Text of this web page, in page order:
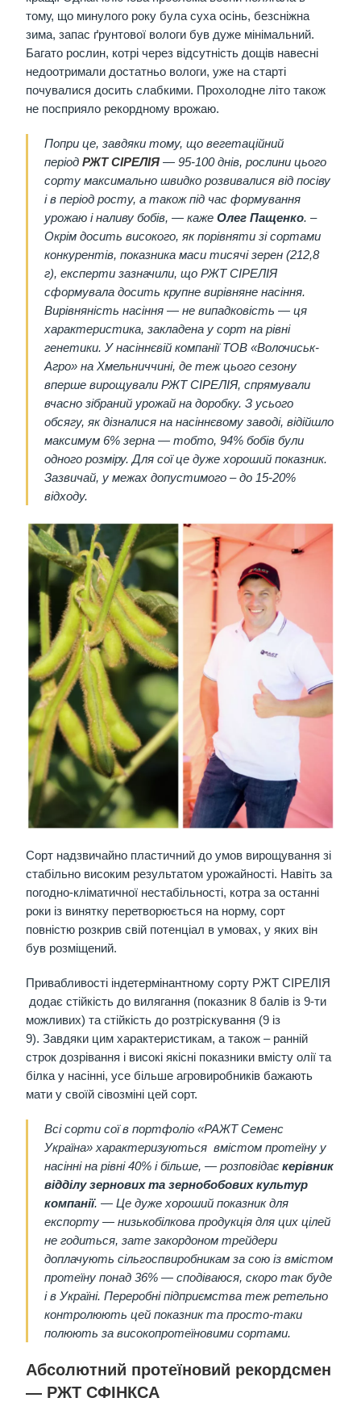
тому, що минулого року була суха осінь, безсніжна
зима, запас ґрунтової вологи був дуже мінімальний.
Багато рослин, котрі через відсутність дощів навесні
недоотримали достатньо вологи, уже на старті
почувалися досить слабкими. Прохолодне літо також
не посприяло рекордному врожаю.
Попри це, завдяки тому, що вегетаційний
періодРЖТ СІРЕЛІЯ — 95-100 днів, рослини цього
сорту максимально швидко розвивалися від посіву
і в період росту, а також під час формування
урожаю і наливу бобів, — кажеОлег Пащенко. –
Окрім досить високого, як порівняти зі сортами
конкурентів, показника маси тисячі зерен (212,8
г), експерти зазначили, що РЖТ СІРЕЛІЯ
сформувала досить крупне вирівняне насіння.
Вирівняність насіння — не випадковість — ця
характеристика, закладена у сорт на рівні
генетики. У насіннєвій компанії ТОВ «Волочиськ-
Агро» на Хмельниччині, де теж цього сезону
вперше вирощували РЖТ СІРЕЛІЯ, спрямували
вчасно зібраний урожай на доробку. З усього
обсягу, як дізналися на насіннєвому заводі, відійшло
максимум 6% зерна — тобто, 94% бобів були
одного розміру. Для сої це дуже хороший показник.
Зазвичай, у межах допустимого – до 15-20%
відходу.
Сорт надзвичайно пластичний до умов вирощування зі
стабільно високим результатом урожайності. Навіть за
погодно-кліматичної нестабільності, котра за останні
роки із винятку перетворюється на норму, сорт
повністю розкрив свій потенціал в умовах, у яких він
був розміщений.
Привабливості індетермінантному сорту РЖТ СІРЕЛІЯ
додає стійкість до вилягання (показник 8 балів із 9-ти
можливих) та стійкість до розтріскування (9 із
9). Завдяки цим характеристикам, а також – ранній
строк дозрівання і високі якісні показники вмісту олії та
білка у насінні, усе більше агровиробників бажають
мати у своїй сівозміні цей сорт.
Всі сорти сої в портфоліо «РАЖТ Семенс
Україна» характеризуються вмістом протеїну у
насінні на рівні 40% і більше, — розповідаєкерівник
відділу зернових та зернобобових культур
компанії. — Це дуже хороший показник для
експорту — низькобілкова продукція для цих цілей
не годиться, зате закордоном трейдери
доплачують сільгоспвиробникам за сою із вмістом
протеїну понад 36% — сподіваюся, скоро так буде
і в Україні. Переробні підприємства теж ретельно
контролюють цей показник та просто-таки
полюють за високопротеїновими сортами.
Абсолютний протеїновий рекордсмен
— РЖТ СФІНКСА